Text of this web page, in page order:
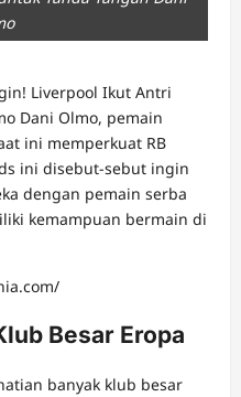
Liverpool Ikut Antri
Dani Olmo, pemain
ini memperkuat RB
ini disebut-sebut ingin
dengan pemain serba
kemampuan bermain di
Besar Eropa
banyak klub besar